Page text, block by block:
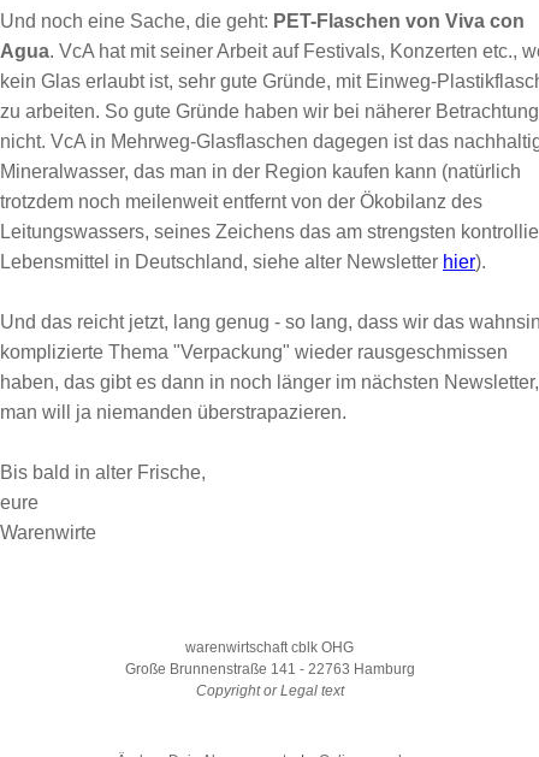
Und noch eine Sache, die geht: PET-Flaschen von Viva con
Agua. VcA hat mit seiner Arbeit auf Festivals, Konzerten etc.,
kein Glas erlaubt ist, sehr gute Gründe, mit Einweg-
zu arbeiten. So gute Gründe haben wir bei näherer Betrachtung
nicht. VcA in Mehrweg-Glasflaschen dagegen ist das
Mineralwasser, das man in der Region kaufen kann (natürlich
trotzdem noch meilenweit entfernt von der Ökobilanz des
Leitungswassers, seines Zeichens das am strengsten
Lebensmittel in Deutschland, siehe alter Newsletter hier).
Und das reicht jetzt, lang genug - so lang, dass wir das
komplizierte Thema "Verpackung" wieder rausgeschmissen
haben, das gibt es dann in noch länger im nächsten Newsletter,
man will ja niemanden überstrapazieren.
Bis bald in alter Frische,
eure
Warenwirte
warenwirtschaft cblk OHG
Große Brunnenstraße 141 - 22763 Hamburg
Copyright or Legal text